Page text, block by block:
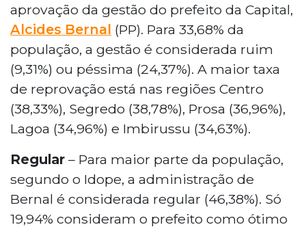
aprovação da gestão do prefeito da Capital,
Alcides Bernal (PP). Para 33,68% da
população, a gestão é considerada ruim
(9,31%) ou péssima (24,37%). A maior taxa
de reprovação está nas regiões Centro
(38,33%), Segredo (38,78%), Prosa (36,96%),
Lagoa (34,96%) e Imbirussu (34,63%).
Regular – Para maior parte da população,
segundo o Idope, a administração de
Bernal é considerada regular (46,38%). Só
19,94% consideram o prefeito como ótimo